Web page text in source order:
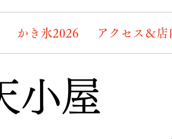
かき氷2026 アクセス＆店
小屋